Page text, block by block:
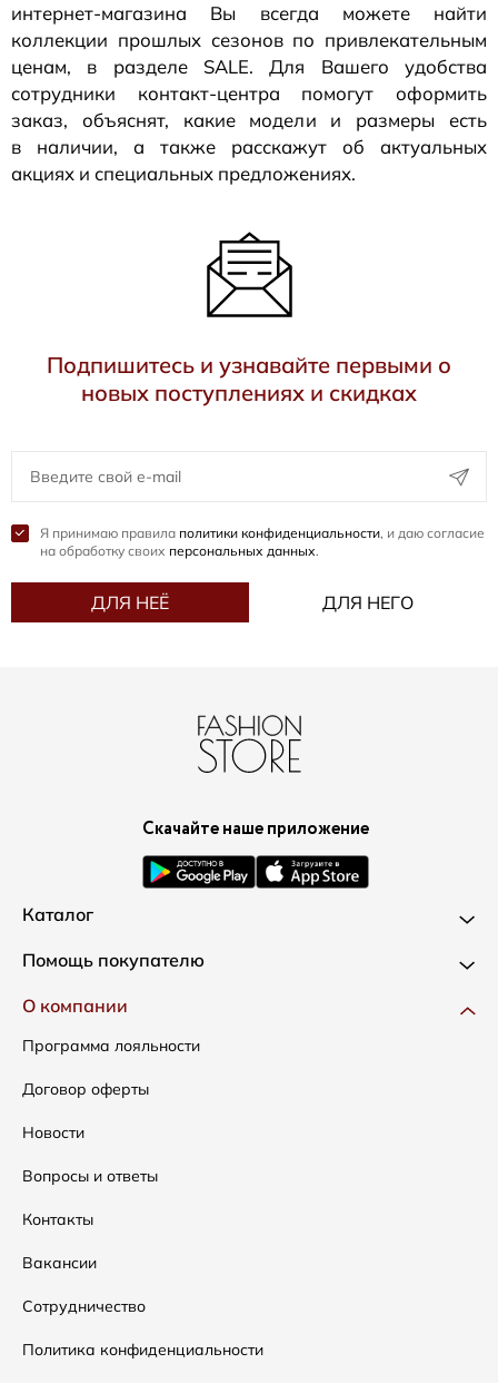
интернет-магазина Вы всегда можете найти
коллекции прошлых сезонов по привлекательным
ценам, в разделе SALE. Для Вашего удобства
сотрудники контакт-центра помогут оформить
заказ, объяснят, какие модели и размеры есть
в наличии, а также расскажут об актуальных
акциях и специальных предложениях.
Подпишитесь и узнавайте первыми о
новых поступлениях и скидках
Я принимаю правила политики конфиденциальности, и даю согласие
на обработку своих персональных данных.
ДЛЯ НЕЁ ДЛЯ НЕГО
Скачайте наше приложение
Каталог
Новинки
Одежда
Сумки
Аксессуары
Распродажа
Подарочные сертификаты
Помощь покупателю
Доставка и оплата
Как оформить заказ
Условия возвратов
Таблица размеров
Уход за одеждой
О компании
Программа лояльности
Договор оферты
Новости
Вопросы и ответы
Контакты
Вакансии
Сотрудничество
Политика конфиденциальности